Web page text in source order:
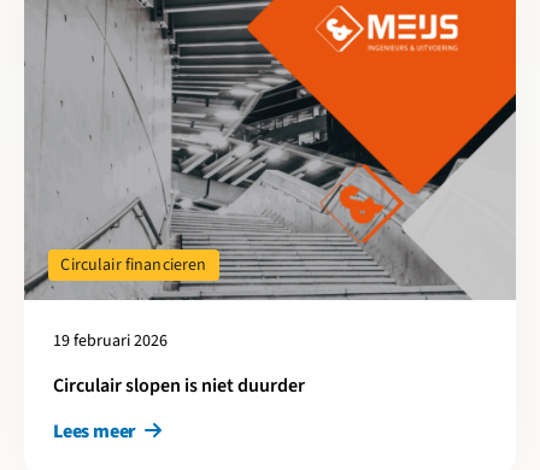
19 februari 2026
Circulair slopen is niet duurder
Circulair financieren
Lees meer